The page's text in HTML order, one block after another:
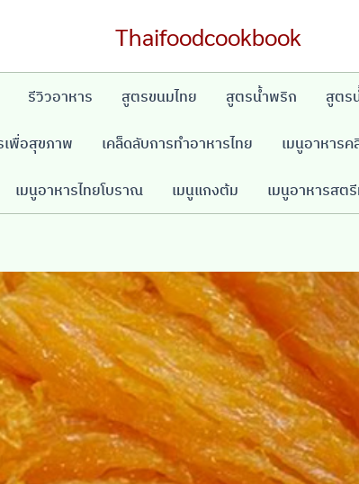
Thaifoodcookbook
รีวิวอาหาร สูตรขนมไทย สูตรน้ำพริก สูตร
เพื่อสุขภาพ เคล็ดลับการทำอาหารไทย เมนูอาหารค
เมนูอาหารไทยโบราณ เมนูแกงต้ม เมนูอาหารสต